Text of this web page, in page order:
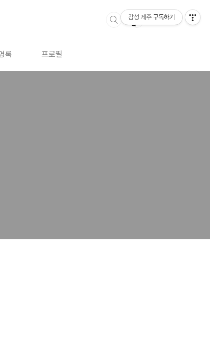
록 프로필
감성 제주 구독하기